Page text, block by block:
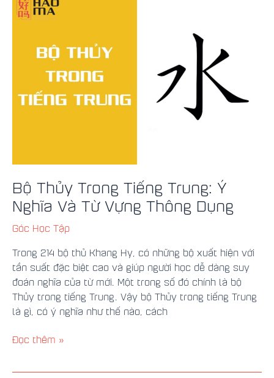
Bộ Thủy Trong Tiếng Trung: Ý
Nghĩa Và Từ Vựng Thông Dụng
Góc Học Tập
Trong 214 bộ thủ Khang Hy, có những bộ xuất hiện với
tần suất đặc biệt cao và giúp người học dễ dàng suy
đoán nghĩa của từ mới. Một trong số đó chính là bộ
Thủy trong tiếng Trung. Vậy bộ Thủy trong tiếng Trung
là gì, có ý nghĩa như thế nào, cách
Thủy
Trong
Trung:
Và
Đọc thêm »